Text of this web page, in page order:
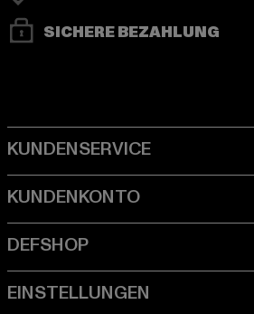
SICHERE BEZAHLUNG